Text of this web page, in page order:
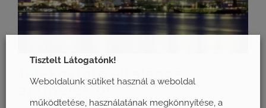
Tájékoztató általános
áremelésről
Tisztelt Látogatónk!
Weboldalunk sütiket használ a weboldal
működtetése, használatának megkönnyítése, a